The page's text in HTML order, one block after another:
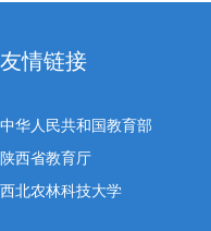
友情链接
中华人民共和国教育部
陕西省教育厅
西北农林科技大学